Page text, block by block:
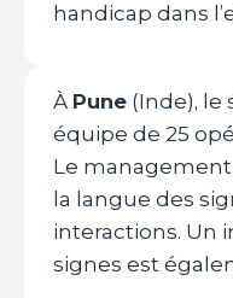
handicap dans
À Pune (Inde), le
équipe de 25
Le
la langue des
interactions. Un
signes est